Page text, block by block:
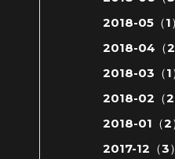
2018-05（1）
2018-04（2
2018-03（1
2018-02（2
2018-01（2
2017-12（3）